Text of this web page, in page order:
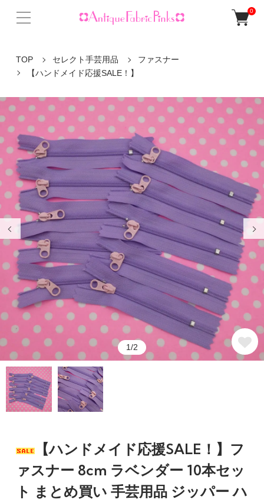
0
TOP セレクト手芸用品
ファスナー
【ハンドメイド応援SALE！】
1/2
【ハンドメイド応援SALE！】フ
ァスナー 8cm ラベンダー 10本セッ
ト まとめ買い 手芸用品 ジッパー ハ